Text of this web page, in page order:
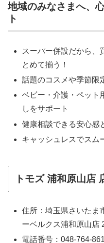
地域のみなさまへ、
ト
スーパー併設だから、
とめて揃う！
話題のコスメや季節限
ベビー・介護・ペット
しをサポート
健康相談できる安心感
キャッシュレスでスム
トモズ 浦和原山店
住所：埼玉県さいたま
ーベルクス浦和原山店
電話番号：048-764-